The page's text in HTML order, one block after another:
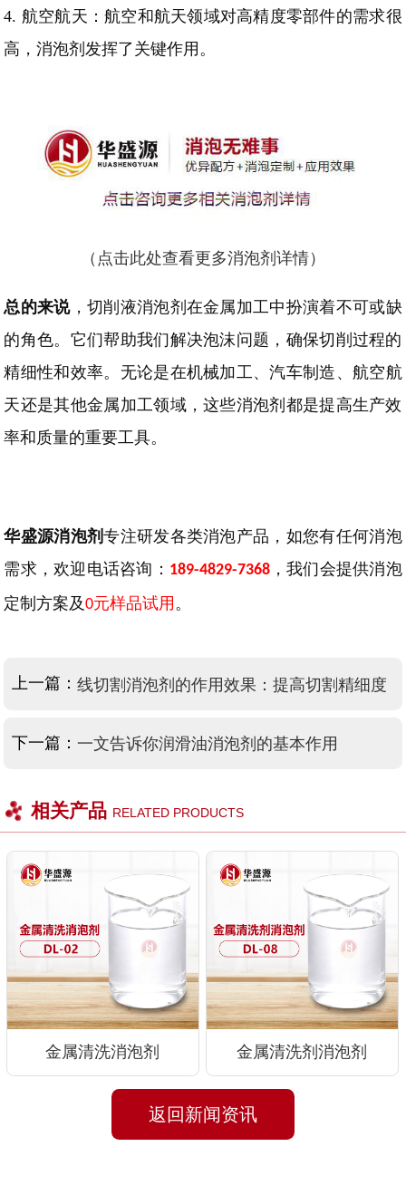
4. 航空航天：航空和航天领域对高精度零部件的需求很
高，消泡剂发挥了关键作用。
（点击此处查看更多消泡剂详情）
总的来说，切削液消泡剂在金属加工中扮演着不可或缺
的角色。它们帮助我们解决泡沫问题，确保切削过程的
精细性和效率。无论是在机械加工、汽车制造、航空航
天还是其他金属加工领域，这些消泡剂都是提高生产效
率和质量的重要工具。
华盛源消泡剂专注研发各类消泡产品，如您有任何消泡
需求，欢迎 电话咨询 ： 189-4829-7368，我们会提供消泡
定制方案及0元样品试用 。
上一篇：线切割消泡剂的作用效果：提高切割精细度
下一篇：一文告诉你润滑油消泡剂的基本作用
相关产品 RELATED PRODUCTS
金属清洗消泡剂 金属清洗剂消泡剂
返回新闻资讯